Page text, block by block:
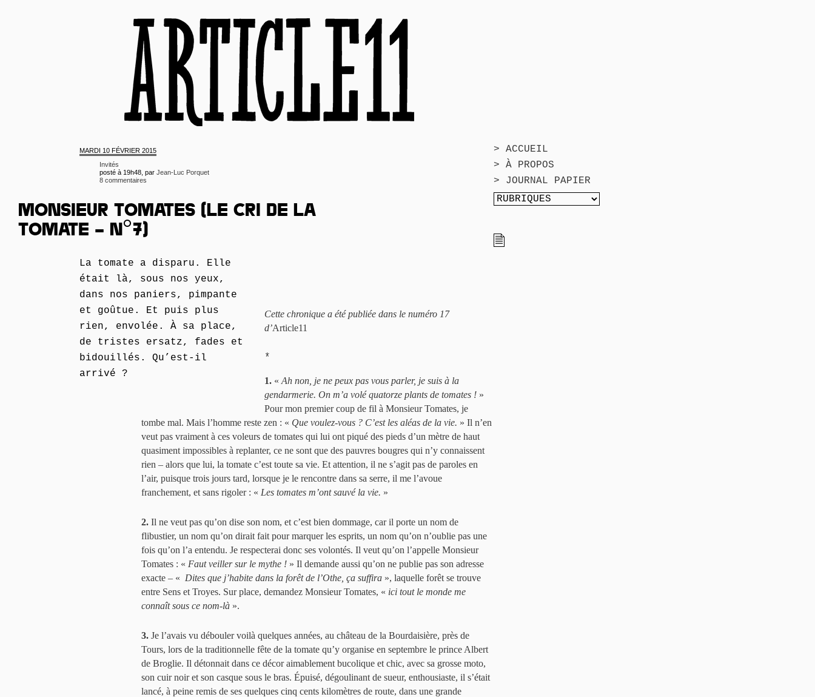
> ACCUEIL
> À PROPOS
> JOURNAL PAPIER
MARDI 10 FÉVRIER 2015
Invités
posté à 19h48, par Jean-Luc Porquet
8 commentaires
MONSIEUR TOMATES (LE CRI DE LA
TOMATE – N°7)
La tomate a disparu. Elle
était là, sous nos yeux,
dans nos paniers, pimpante
et goûtue. Et puis plus
rien, envolée. À sa place,
de tristes ersatz, fades et
bidouillés. Qu’est-il
arrivé ?
Cette chronique a été publiée dans le numéro 17
d’Article11
*
1. « Ah non, je ne peux pas vous parler, je suis à la
gendarmerie. On m’a volé quatorze plants de tomates ! »
Pour mon premier coup de fil à Monsieur Tomates, je
tombe mal. Mais l’homme reste zen : « Que voulez-vous ? C’est les aléas de la vie. » Il n’en
veut pas vraiment à ces voleurs de tomates qui lui ont piqué des pieds d’un mètre de haut
quasiment impossibles à replanter, ce ne sont que des pauvres bougres qui n’y connaissent
rien – alors que lui, la tomate c’est toute sa vie. Et attention, il ne s’agit pas de paroles en
l’air, puisque trois jours tard, lorsque je le rencontre dans sa serre, il me l’avoue
franchement, et sans rigoler : « Les tomates m’ont sauvé la vie. »
2. Il ne veut pas qu’on dise son nom, et c’est bien dommage, car il porte un nom de
flibustier, un nom qu’on dirait fait pour marquer les esprits, un nom qu’on n’oublie pas une
fois qu’on l’a entendu. Je respecterai donc ses volontés. Il veut qu’on l’appelle Monsieur
Tomates : « Faut veiller sur le mythe ! » Il demande aussi qu’on ne publie pas son adresse
exacte – « Dites que j’habite dans la forêt de l’Othe, ça suffira », laquelle forêt se trouve
entre Sens et Troyes. Sur place, demandez Monsieur Tomates, « ici tout le monde me
connaît sous ce nom-là ».
3. Je l’avais vu débouler voilà quelques années, au château de la Bourdaisière, près de
Tours, lors de la traditionnelle fête de la tomate qu’y organise en septembre le prince Albert
de Broglie. Il détonnait dans ce décor aimablement bucolique et chic, avec sa grosse moto,
son cuir noir et son casque sous le bras. Épuisé, dégoulinant de sueur, enthousiaste, il s’était
lancé, à peine remis de ses quelques cinq cents kilomètres de route, dans une grande